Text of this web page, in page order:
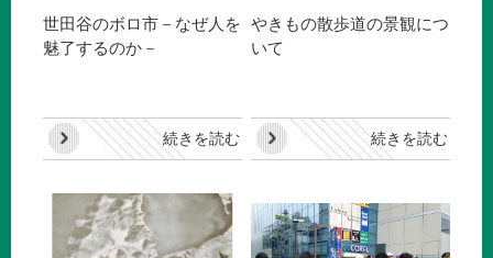
世田谷のボロ市－なぜ人を
魅了するのか－
続きを読む
やきもの散歩道の景観につ
いて
続きを読む